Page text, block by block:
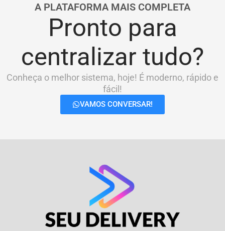
A PLATAFORMA MAIS COMPLETA
Pronto para
centralizar tudo?
Conheça o melhor sistema, hoje! É moderno, rápido e
fácil!
VAMOS CONVERSAR!